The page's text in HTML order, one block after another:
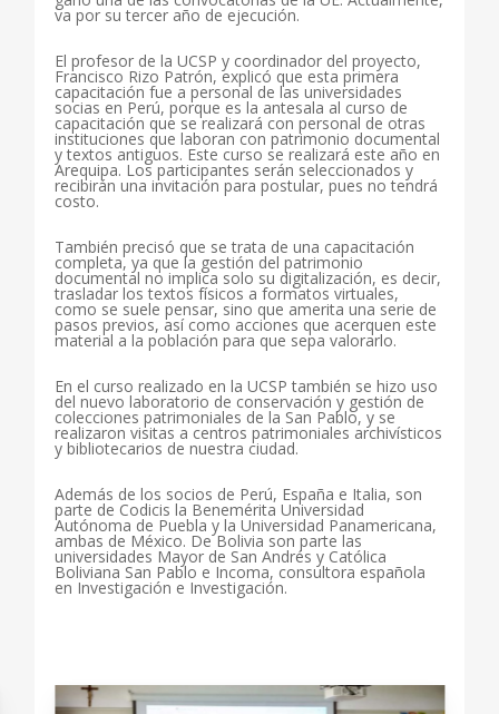
va por su tercer año de ejecución.
El profesor de la UCSP y coordinador del proyecto,
Francisco Rizo Patrón, explicó que esta primera
capacitación fue a personal de las universidades
socias en Perú, porque es la antesala al curso de
capacitación que se realizará con personal de otras
instituciones que laboran con patrimonio documental
y textos antiguos. Este curso se realizará este año en
Arequipa. Los participantes serán seleccionados y
recibirán una invitación para postular, pues no tendrá
costo.
También precisó que se trata de una capacitación
completa, ya que la gestión del patrimonio
documental no implica solo su digitalización, es decir,
trasladar los textos físicos a formatos virtuales,
como se suele pensar, sino que amerita una serie de
pasos previos, así como acciones que acerquen este
material a la población para que sepa valorarlo.
En el curso realizado en la UCSP también se hizo uso
del nuevo laboratorio de conservación y gestión de
colecciones patrimoniales de la San Pablo, y se
realizaron visitas a centros patrimoniales archivísticos
y bibliotecarios de nuestra ciudad.
Además de los socios de Perú, España e Italia, son
parte de Codicis la Benemérita Universidad
Autónoma de Puebla y la Universidad Panamericana,
ambas de México. De Bolivia son parte las
universidades Mayor de San Andrés y Católica
Boliviana San Pablo e Incoma, consultora española
en Investigación e Investigación.